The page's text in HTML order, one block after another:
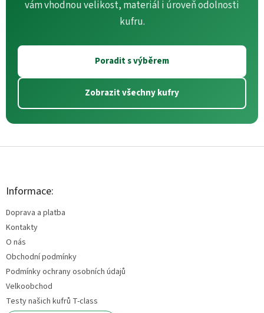
vám vhodnou velikost, materiál i úroveň odolnosti
kufru.
Poradit s výběrem
Zobrazit všechny kufry
Z
Informace:
Doprava a platba
Kontakty
O nás
Obchodní podmínky
Podmínky ochrany osobních údajů
Velkoobchod
Testy našich kufrů T-class